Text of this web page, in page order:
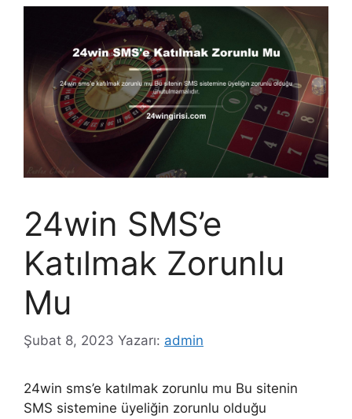
24win SMS’e
Katılmak Zorunlu
Mu
Şubat 8, 2023 Yazarı: admin
24win sms’e katılmak zorunlu mu Bu sitenin
SMS sistemine üyeliğin zorunlu olduğu